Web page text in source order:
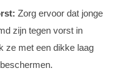
Zorg ervoor dat jonge
zijn tegen vorst in
ze met een dikke laag